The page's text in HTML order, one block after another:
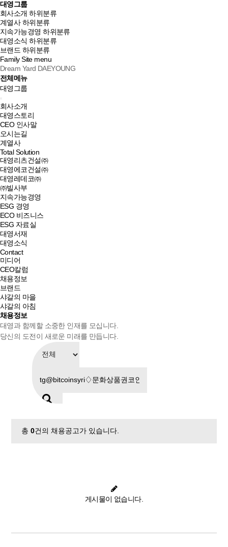
대영그룹
회사소개 하위분류
계열사 하위분류
지속가능경영 하위분류
대영소식 하위분류
브랜드 하위분류
Family Site menu
Dream Yard DAEYOUNG
전체메뉴
대영그룹
회사소개
대영스토리
CEO 인사말
오시는길
계열사
Total Solution
대영리츠건설㈜
대영에코건설㈜
대영레데코㈜
㈜빌사부
지속가능경영
ESG 경영
ECO 비즈니스
ESG 자료실
대영서재
대영소식
Contact
미디어
CEO칼럼
채용정보
브랜드
샤갈의 마을
샤갈의 아침
채용정보
대영과 함께할 소중한 인재를 모십니다.
당신의 도전이 새로운 미래를 만듭니다.
총0건의 채용공고가 있습니다.
게시물이 없습니다.